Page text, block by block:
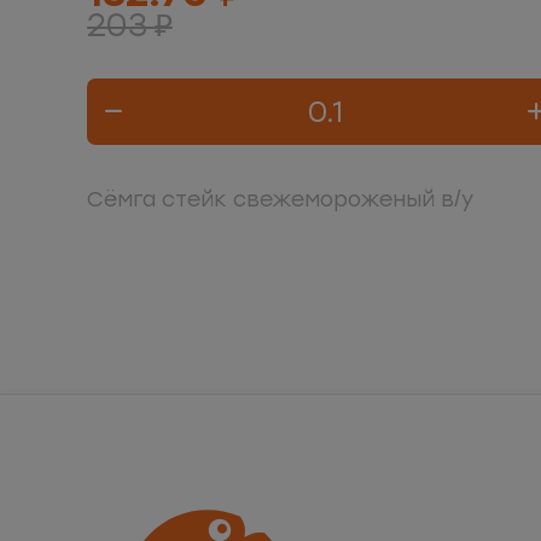
203 ₽
Сёмга стейк свежемороженый в/у